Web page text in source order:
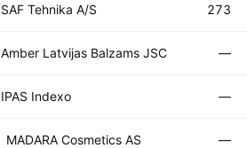
SAF Tehnika A/S 273
Amber Latvijas Balzams JSC —
IPAS Indexo —
MADARA Cosmetics AS —